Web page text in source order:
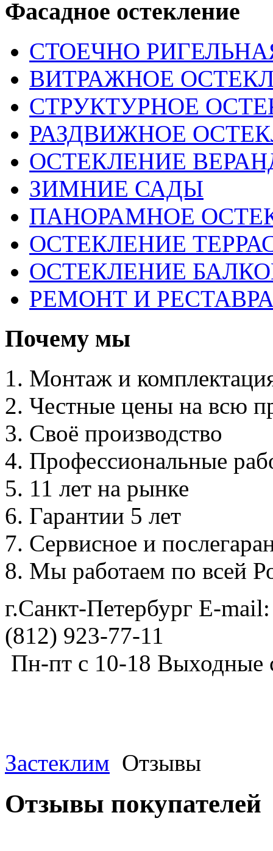
Фасадное остекление
СТОЕЧНО
ВИТРАЖНОЕ
СТРУКТУРНОЕ
РАЗДВИЖНОЕ
ОСТЕКЛЕНИЕ
ЗИМНИЕ САДЫ
ПАНОРАМНОЕ
ОСТЕКЛЕНИЕ
ОСТЕКЛЕНИЕ
РЕМОНТ И
Почему мы
Монтаж и
Честные цены на всю
Своё производство
Профессиональные
11 лет на рынке
Гарантии 5 лет
Сервисное и
Мы работаем по всей
г.Санкт-Петербург E-
(812) 923-77-11
Пн-пт с 10-18 Выходные
Застеклим Отзывы
Отзывы покупателей